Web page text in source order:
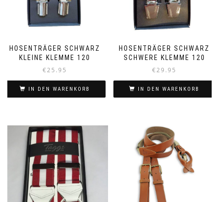
HOSENTRÄGER SCHWARZ
KLEINE KLEMME 120
€25.95
IN DEN WARENKORB
HOSENTRÄGER SCHWARZ
SCHWERE KLEMME 120
€29.95
IN DEN WARENKORB